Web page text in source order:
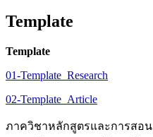
Template
Template
01-Template_Research
02-Template_Article
ภาควิชาหลักสูตรและการสอ